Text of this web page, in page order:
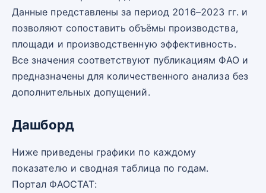
Данные представлены за период 2016–2023 гг. и
позволяют сопоставить объёмы производства,
площади и производственную эффективность.
Все значения соответствуют публикациям ФАО и
предназначены для количественного анализа без
дополнительных допущений.
Дашборд
Ниже приведены графики по каждому
показателю и сводная таблица по годам.
Портал ФАОСТАТ: